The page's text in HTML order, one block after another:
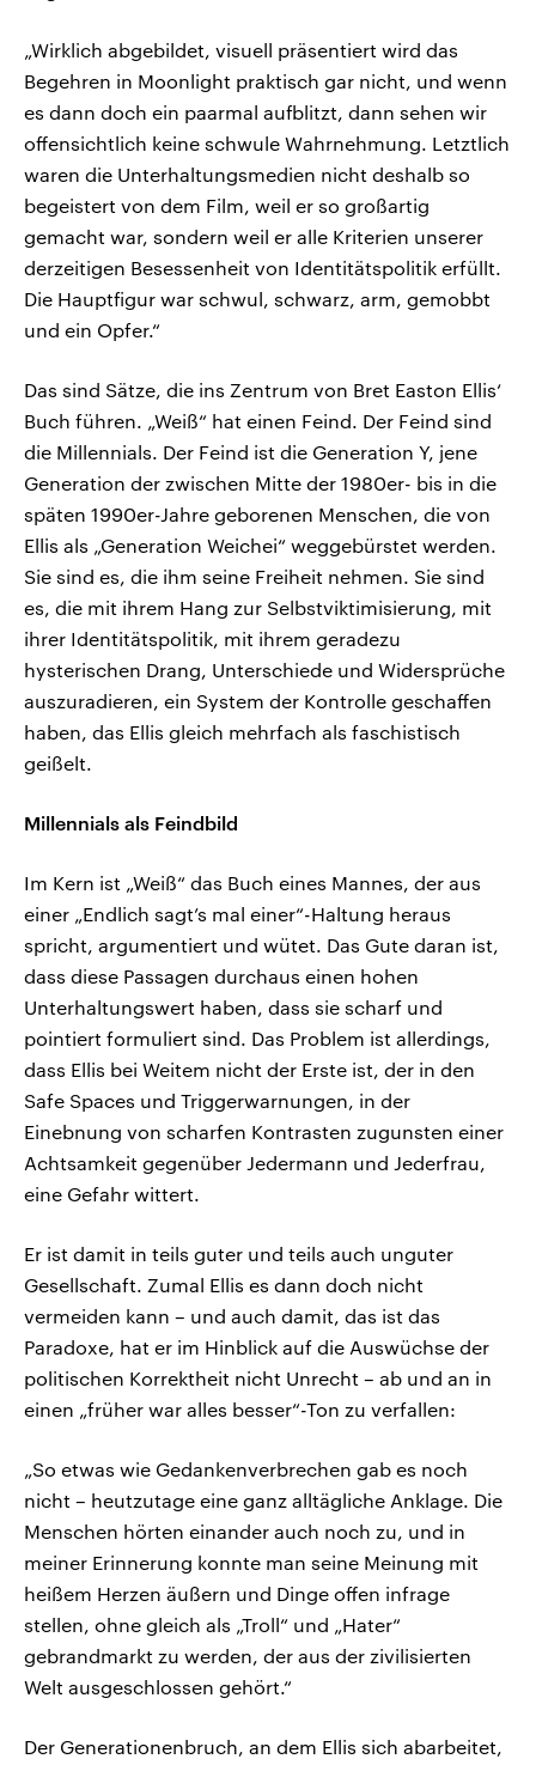
„Wirklich abgebildet, visuell präsentiert wird das
Begehren in Moonlight praktisch gar nicht, und wenn
es dann doch ein paarmal aufblitzt, dann sehen wir
offensichtlich keine schwule Wahrnehmung. Letztlich
waren die Unterhaltungsmedien nicht deshalb so
begeistert von dem Film, weil er so großartig
gemacht war, sondern weil er alle Kriterien unserer
derzeitigen Besessenheit von Identitätspolitik erfüllt.
Die Hauptfigur war schwul, schwarz, arm, gemobbt
und ein Opfer.“
Das sind Sätze, die ins Zentrum von Bret Easton Ellis‘
Buch führen. „Weiß“ hat einen Feind. Der Feind sind
die Millennials. Der Feind ist die Generation Y, jene
Generation der zwischen Mitte der 1980er- bis in die
späten 1990er-Jahre geborenen Menschen, die von
Ellis als „Generation Weichei“ weggebürstet werden.
Sie sind es, die ihm seine Freiheit nehmen. Sie sind
es, die mit ihrem Hang zur Selbstviktimisierung, mit
ihrer Identitätspolitik, mit ihrem geradezu
hysterischen Drang, Unterschiede und Widersprüche
auszuradieren, ein System der Kontrolle geschaffen
haben, das Ellis gleich mehrfach als faschistisch
geißelt.
Millennials als Feindbild
Im Kern ist „Weiß“ das Buch eines Mannes, der aus
einer „Endlich sagt’s mal einer“-Haltung heraus
spricht, argumentiert und wütet. Das Gute daran ist,
dass diese Passagen durchaus einen hohen
Unterhaltungswert haben, dass sie scharf und
pointiert formuliert sind. Das Problem ist allerdings,
dass Ellis bei Weitem nicht der Erste ist, der in den
Safe Spaces und Triggerwarnungen, in der
Einebnung von scharfen Kontrasten zugunsten einer
Achtsamkeit gegenüber Jedermann und Jederfrau,
eine Gefahr wittert.
Er ist damit in teils guter und teils auch unguter
Gesellschaft. Zumal Ellis es dann doch nicht
vermeiden kann – und auch damit, das ist das
Paradoxe, hat er im Hinblick auf die Auswüchse der
politischen Korrektheit nicht Unrecht – ab und an in
einen „früher war alles besser“-Ton zu verfallen:
„So etwas wie Gedankenverbrechen gab es noch
nicht – heutzutage eine ganz alltägliche Anklage. Die
Menschen hörten einander auch noch zu, und in
meiner Erinnerung konnte man seine Meinung mit
heißem Herzen äußern und Dinge offen infrage
stellen, ohne gleich als „Troll“ und „Hater“
gebrandmarkt zu werden, der aus der zivilisierten
Welt ausgeschlossen gehört.“
Der Generationenbruch, an dem Ellis sich abarbeitet,